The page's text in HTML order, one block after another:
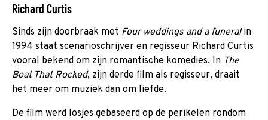
Richard Curtis
Sinds zijn doorbraak met Four weddings and a funeralin
1994 staat scenarioschrijver en regisseur Richard Curtis
vooral bekend om zijn romantische komedies. In The
Boat That Rocked, zijn derde film als regisseur, draait
het meer om muziek dan om liefde.
De film werd losjes gebaseerd op de perikelen rondom